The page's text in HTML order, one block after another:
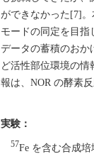
ができなかった[7]
モードの同定を目指
データの蓄積のおか
ど活性部位環境の
報は、NOR の酵素
実験：
57Fe を含む合成